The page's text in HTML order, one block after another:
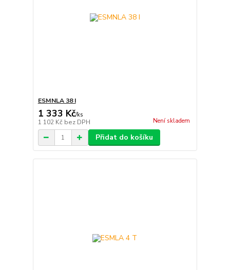
ESMNLA 38 I
1 333 Kč/ks
1 102 Kč bez DPH Není skladem
Přidat do košíku